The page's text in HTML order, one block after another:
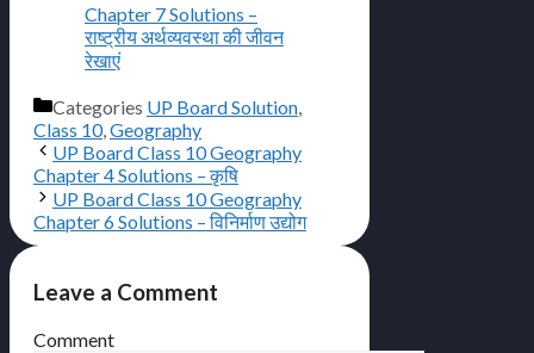
Chapter 7 Solutions –
राष्ट्रीय अर्थव्यवस्था की जीवन
रेखाएं
Categories UP Board Solution
Class 10, Geography
UP Board Class 10 Geography
Chapter 4 Solutions – कृषि
UP Board Class 10 Geography
Chapter 6 Solutions – विनिर्माण उद्योग
Leave a Comment
Comment